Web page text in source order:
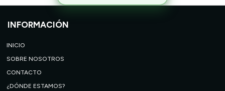
INFORMACIÓN
INICIO
SOBRE NOSOTROS
CONTACTO
¿DÓNDE ESTAMOS?